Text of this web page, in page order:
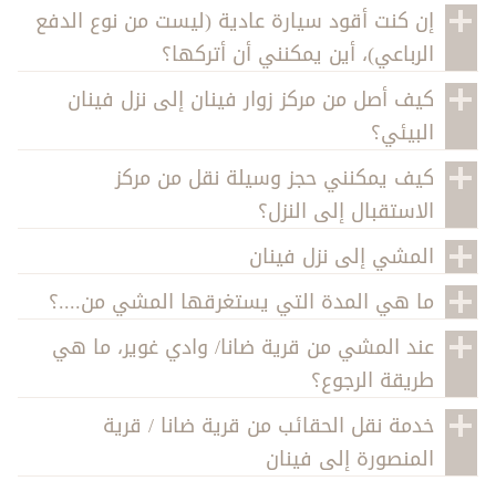
إن كنت أقود سيارة عادية (ليست من نوع الدفع
الرباعي)، أين يمكنني أن أتركها؟
كيف أصل من مركز زوار فينان إلى نزل فينان
البيئي؟
كيف يمكنني حجز وسيلة نقل من مركز
الاستقبال إلى النزل؟
المشي إلى نزل فينان
ما هي المدة التي يستغرقها المشي من....؟
عند المشي من قرية ضانا/ وادي غوير، ما هي
طريقة الرجوع؟
خدمة نقل الحقائب من قرية ضانا / قرية
المنصورة إلى فينان